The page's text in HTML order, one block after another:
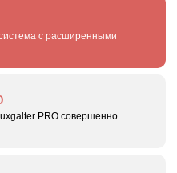
с расширенными
PRO совершенно